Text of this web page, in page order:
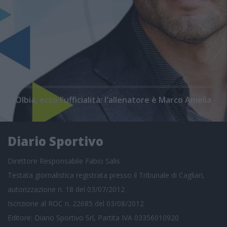
Olbia, ecco l'ufficialità: l'allenatore è Marco Amelia
Diario Sportivo
Direttore Responsabile Fabio Salis
Testata giornalistica registrata presso il Tribunale di Cagliari,
autorizzazione n. 18 del 03/07/2012
Iscrizione al ROC n. 22685 del 03/08/2012
Editore: Diario Sportivo Srl, Partita IVA 03356010920